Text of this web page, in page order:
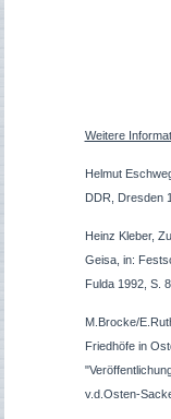
Weitere
Helmut
DDR, Dresden
Heinz Kleber,
Geisa, in:
Fulda 1992, S.
M.Brocke/
Friedhöfe in
v.d.Osten-